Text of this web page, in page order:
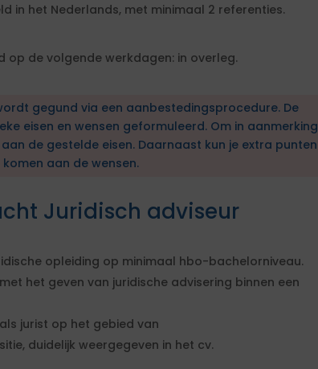
in het Nederlands, met minimaal 2 referenties.
de volgende werkdagen: in overleg.
gegund via een aanbestedingsprocedure. De
eisen en wensen geformuleerd. Om in aanmerking
de gestelde eisen. Daarnaast kun je extra punten
aan de wensen.
Juridisch adviseur
opleiding op minimaal hbo-bachelorniveau.
het geven van juridische advisering binnen een
jurist op het gebied van
duidelijk weergegeven in het cv.